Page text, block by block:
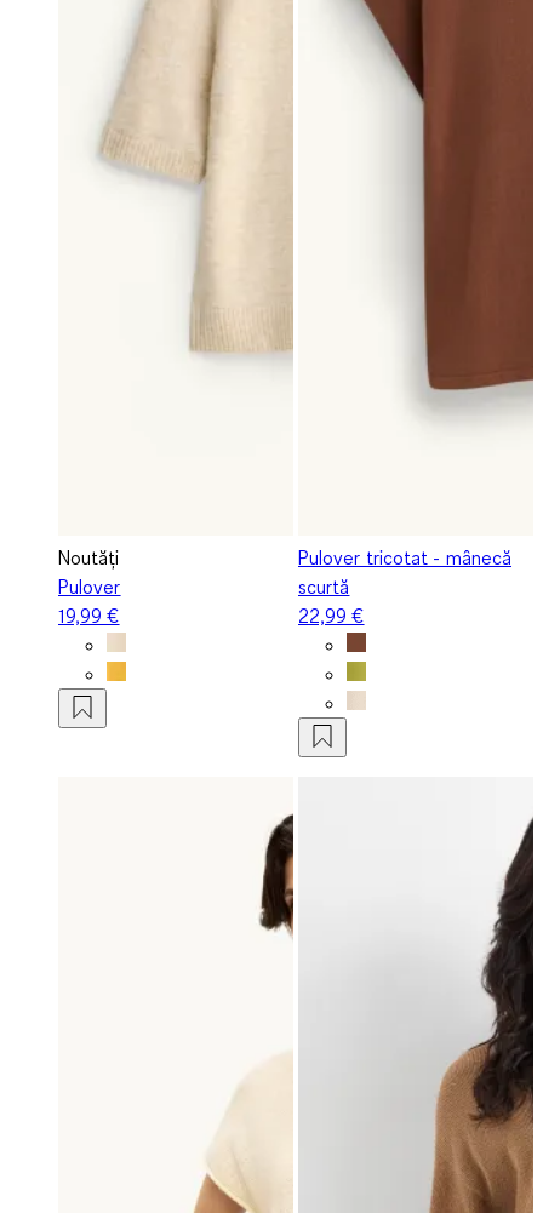
Noutăți
Pulover
19,99 €
Pulover tricotat - mânecă
scurtă
22,99 €